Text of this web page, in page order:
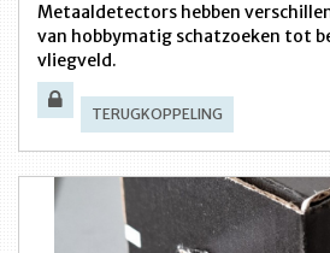
Metaaldetectors hebben
van hobbymatig schatzoeken tot
vliegveld.
TERUGKOPPELING